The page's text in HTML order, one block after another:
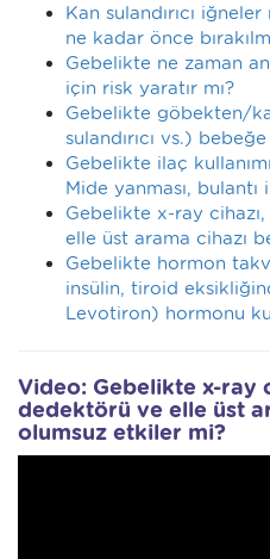
Kan sulandırıcı
ne kadar önce
Gebelikte ne zaman
için risk yaratır mı?
Gebelikte göbekten/
sulandırıcı vs.)
Gebelikte ilaç
Mide yanması,
Gebelikte x-ray
elle üst arama cihazı
Gebelikte hormon
insülin, tiroid
Levotiron) hormonu
Video: Gebelikte x-ray
dedektörü ve elle üst
olumsuz etkiler mi?